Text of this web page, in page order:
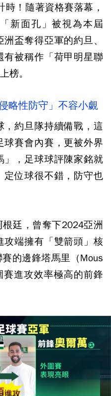
！隨著資格賽落幕，
新面孔」被視為本屆
盃奪得亞軍的約旦、
有被稱作「荷甲明星聯
榜。
略性防守」不容小覷
約旦隊持續備戰，這
球賽會內賽，更被外界
」，足球球評陳家銘就
定位球很不錯，防守也
廷，曾奪下2024亞洲
攻端擁有「雙箭頭」核
的邊鋒塔馬里（Mous
賽進攻效率極高的前鋒